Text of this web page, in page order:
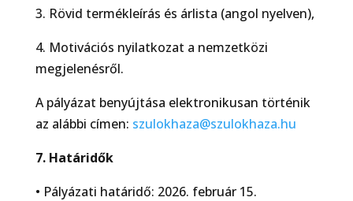
3. Rövid termékleírás és árlista (angol nyelven),
4. Motivációs nyilatkozat a nemzetközi
megjelenésről.
A pályázat benyújtása elektronikusan történik
az alábbi címen: szulokhaza@szulokhaza.hu
7. Határidők
• Pályázati határidő: 2026. február 15.